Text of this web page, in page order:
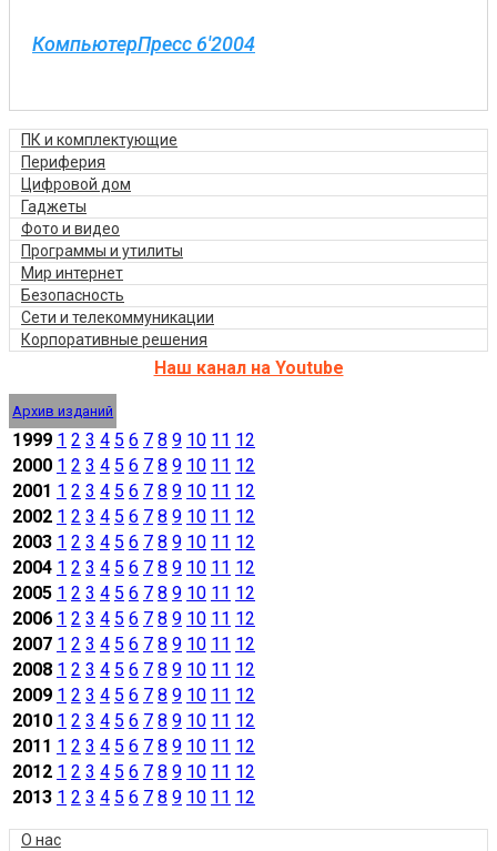
КомпьютерПресс 6'2004
ПК и комплектующие
Периферия
Цифровой дом
Гаджеты
Фото и видео
Программы и утилиты
Мир интернет
Безопасность
Сети и телекоммуникации
Корпоративные решения
Наш канал на Youtube
Архив изданий
1999 1 2 3 4 5 6 7 8 9 10 11 12
2000 1 2 3 4 5 6 7 8 9 10 11 12
2001 1 2 3 4 5 6 7 8 9 10 11 12
2002 1 2 3 4 5 6 7 8 9 10 11 12
2003 1 2 3 4 5 6 7 8 9 10 11 12
2004 1 2 3 4 5 6 7 8 9 10 11 12
2005 1 2 3 4 5 6 7 8 9 10 11 12
2006 1 2 3 4 5 6 7 8 9 10 11 12
2007 1 2 3 4 5 6 7 8 9 10 11 12
2008 1 2 3 4 5 6 7 8 9 10 11 12
2009 1 2 3 4 5 6 7 8 9 10 11 12
2010 1 2 3 4 5 6 7 8 9 10 11 12
2011 1 2 3 4 5 6 7 8 9 10 11 12
2012 1 2 3 4 5 6 7 8 9 10 11 12
2013 1 2 3 4 5 6 7 8 9 10 11 12
О нас